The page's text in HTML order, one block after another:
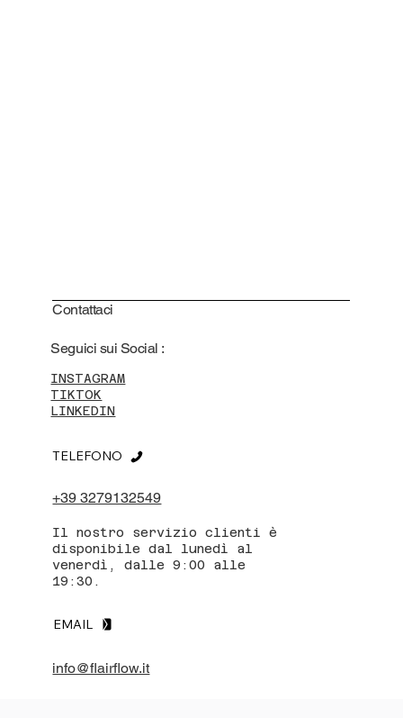
Contattaci
INSTAGRAM
TIKTOK
LINKEDIN
Seguici sui Social :
+39 3279132549
TELEFONO
Il nostro servizio clienti è
disponibile dal lunedì al
venerdì, dalle 9:00 alle
19:30.
EMAIL
info@flairflow.it